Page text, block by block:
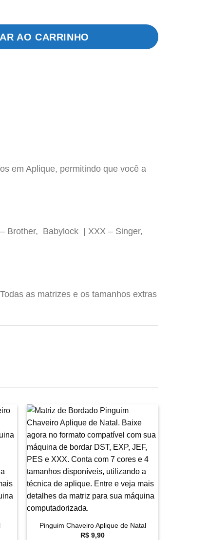
Natal quantidade
AO CARRINHO
em Aplique, permitindo que você a
Brother, Babylock | XXX – Singer,
as matrizes e os tamanhos extras
Pinguim Chaveiro Aplique de Natal
R$ 9,90